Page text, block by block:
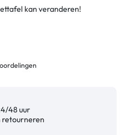
kan veranderen!
48 uur
retourneren